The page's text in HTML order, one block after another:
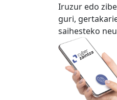
Iruzur edo
guri,
saihesteko